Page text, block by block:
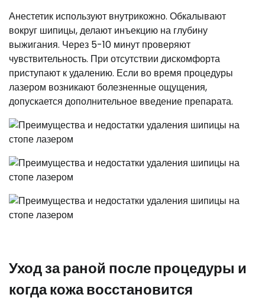
Анестетик используют внутрикожно. Обкалывают
вокруг шипицы, делают инъекцию на глубину
выжигания. Через 5-10 минут проверяют
чувствительность. При отсутствии дискомфорта
приступают к удалению. Если во время процедуры
лазером возникают болезненные ощущения,
допускается дополнительное введение препарата.
Уход за раной после процедуры и
когда кожа восстановится